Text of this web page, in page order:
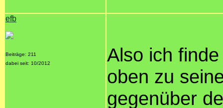
efb
Beiträge: 211
dabei seit: 10/2012
Also ich
oben zu
gegenüber